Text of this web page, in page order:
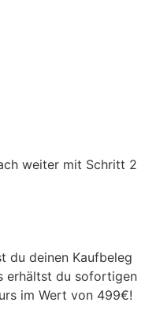
weiter mit Schritt 2
du deinen Kaufbeleg
erhältst du sofortigen
im Wert von 499€!